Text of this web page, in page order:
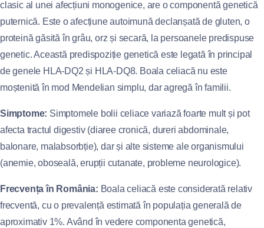
clasic al unei afecțiuni monogenice, are o componentă genetică
puternică. Este o afecțiune autoimună declanșată de gluten, o
proteină găsită în grâu, orz și secară, la persoanele predispuse
genetic. Această predispoziție genetică este legată în principal
de genele HLA-DQ2 și HLA-DQ8. Boala celiacă nu este
moștenită în mod Mendelian simplu, dar agregă în familii.
Simptome: Simptomele bolii celiace variază foarte mult și pot
afecta tractul digestiv (diaree cronică, dureri abdominale,
balonare, malabsorbție), dar și alte sisteme ale organismului
(anemie, oboseală, erupții cutanate, probleme neurologice).
Frecvența în România: Boala celiacă este considerată relativ
frecventă, cu o prevalență estimată în populația generală de
aproximativ 1%. Având în vedere componenta genetică,